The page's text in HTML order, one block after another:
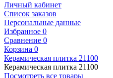
Личный кабинет
Список заказов
Персональные данные
Избранное 0
Сравнение 0
Корзина 0
Керамическая плитка 21100
Керамическая плитка 21100
Посмотреть все товары